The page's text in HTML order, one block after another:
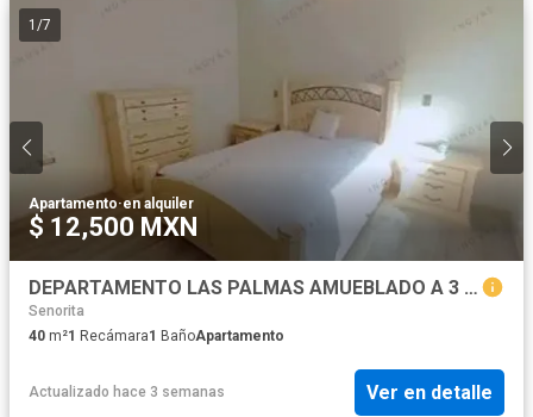
1 /7
Apartamento·en alquiler
$ 12,500 MXN
DEPARTAMENTO LAS PALMAS AMUEBLADO A 3 MINUTOS DE HIPODROMO
Senorita
40 m²1 Recámara1 BañoApartamento
Actualizado hace 3 semanas Ver en detalle